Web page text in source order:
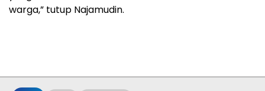
warga,” tutup Najamudin.